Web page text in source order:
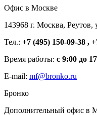
Офис в Москве
143968 г. Москва, Реутов,
Тел.: +7 (495) 150-09-38 ,
Время работы: с 9:00 до
E-mail: mf@bronko.ru
Бронко
Дополнительный офис в